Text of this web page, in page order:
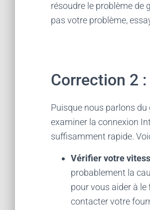
résoudre le problème de
pas votre problème,
Correction 2
Puisque nous parlons du
examiner la connexion
suffisamment rapide.
Vérifier votre
probablement la
pour vous aider à
contacter votre